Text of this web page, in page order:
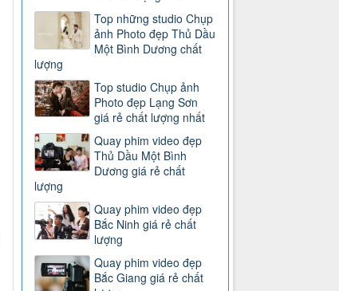
Top những studio Chụp
ảnh Photo đẹp Thủ Dầu
Một Bình Dương chất
lượng
Top studio Chụp ảnh
Photo đẹp Lạng Sơn
giá rẻ chất lượng nhất
Quay phim video đẹp
Thủ Dầu Một Bình
Dương giá rẻ chất
lượng
Quay phim video đẹp
Bắc Ninh giá rẻ chất
lượng
Quay phim video đẹp
Bắc Giang giá rẻ chất